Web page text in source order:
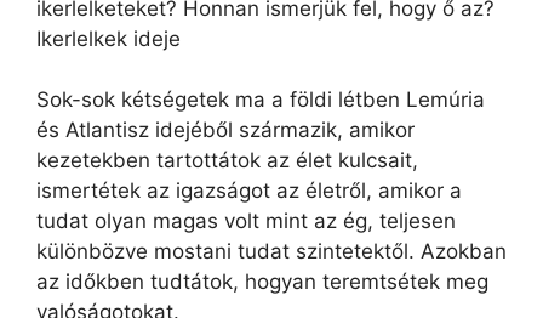
ikerlelketeket? Honnan ismerjük fel, hogy ő az?
Ikerlelkek ideje
Sok-sok kétségetek ma a földi létben Lemúria
és Atlantisz idejéből származik, amikor
kezetekben tartottátok az élet kulcsait,
ismertétek az igazságot az életről, amikor a
tudat olyan magas volt mint az ég, teljesen
különbözve mostani tudat szintetektől. Azokban
az időkben tudtátok, hogyan teremtsétek meg
valóságotokat.